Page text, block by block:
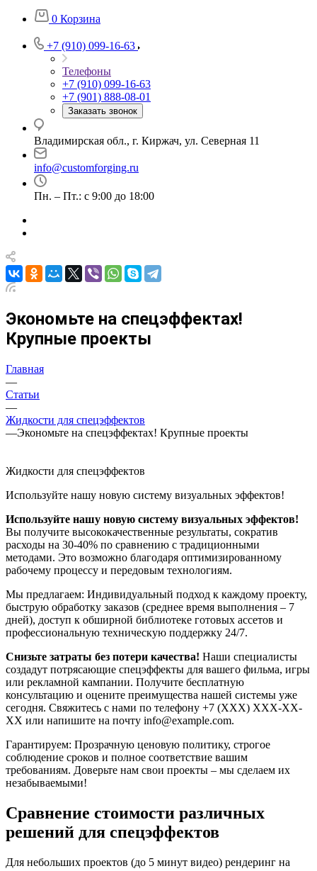
0 Корзина
+7 (910) 099-16-63
Телефоны
+7 (910) 099-16-63
+7 (901) 888-08-01
Заказать звонок
Владимирская обл., г. Киржач, ул. Северная 11
info@customforging.ru
Пн. – Пт.: с 9:00 до 18:00
Экономьте на спецэффектах!
Крупные проекты
Главная
—
Статьи
—
Жидкости для спецэффектов
—Экономьте на спецэффектах! Крупные проекты
Жидкости для спецэффектов
Используйте нашу новую систему визуальных эффектов!
Используйте нашу новую систему визуальных эффектов!
Вы получите высококачественные результаты, сократив
расходы на 30-40% по сравнению с традиционными
методами. Это возможно благодаря оптимизированному
рабочему процессу и передовым технологиям.
Мы предлагаем: Индивидуальный подход к каждому проекту,
быструю обработку заказов (среднее время выполнения – 7
дней), доступ к обширной библиотеке готовых ассетов и
профессиональную техническую поддержку 24/7.
Снизьте затраты без потери качества! Наши специалисты
создадут потрясающие спецэффекты для вашего фильма, игры
или рекламной кампании. Получите бесплатную
консультацию и оцените преимущества нашей системы уже
сегодня. Свяжитесь с нами по телефону +7 (XXX) XXX-XX-
XX или напишите на почту info@example.com.
Гарантируем: Прозрачную ценовую политику, строгое
соблюдение сроков и полное соответствие вашим
требованиям. Доверьте нам свои проекты – мы сделаем их
незабываемыми!
Сравнение стоимости различных
решений для спецэффектов
Для небольших проектов (до 5 минут видео) рендеринг на